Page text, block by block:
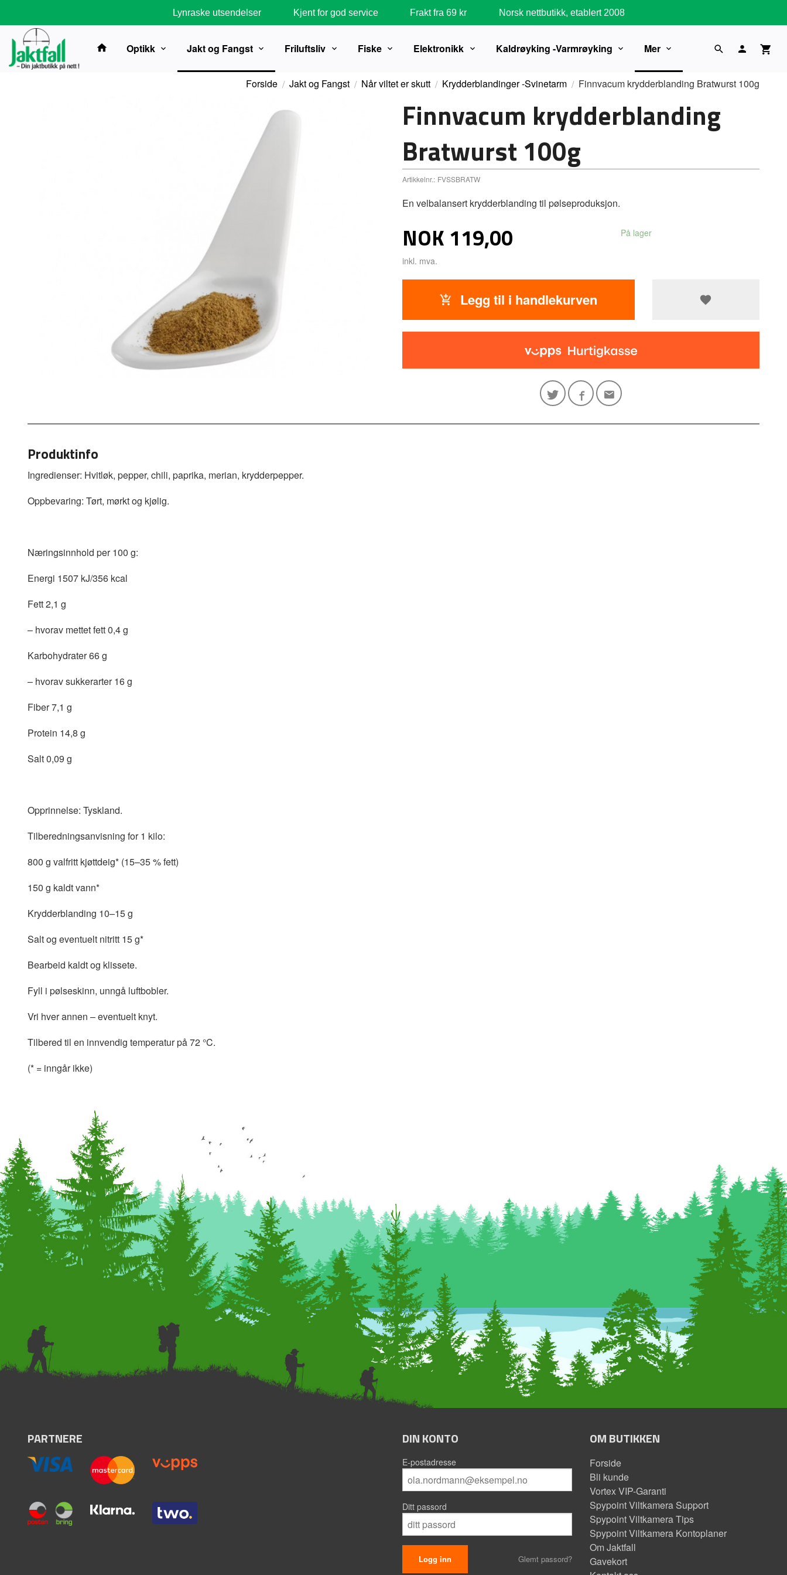
innholdet
Lynraske utsendelser Kjent for god service Frakt fra 69 kr Norsk nettbutikk, etablert 2008
Optikk Jakt og Fangst Friluftsliv Fiske Elektronikk Kaldrøyking -Varmrøyking Mer
Forside Jakt og Fangst Når viltet er skutt Krydderblandinger -Svinetarm Finnvacum krydderblanding Bratwurst 100g
Finnvacum krydderblanding
Bratwurst 100g
Artikkelnr.: FVSSBRATW
En velbalansert krydderblanding til pølseproduksjon.
Pris
NOK 119,00
inkl. mva.
På lager
Legg til i handlekurven
Produktinfo
Ingredienser: Hvitløk, pepper, chili, paprika, merian, krydderpepper.
Oppbevaring: Tørt, mørkt og kjølig.
Næringsinnhold per 100 g:
Energi 1507 kJ/356 kcal
Fett 2,1 g
– hvorav mettet fett 0,4 g
Karbohydrater 66 g
– hvorav sukkerarter 16 g
Fiber 7,1 g
Protein 14,8 g
Salt 0,09 g
Opprinnelse: Tyskland.
Tilberedningsanvisning for 1 kilo:
800 g valfritt kjøttdeig* (15–35 % fett)
150 g kaldt vann*
Krydderblanding 10–15 g
Salt og eventuelt nitritt 15 g*
Bearbeid kaldt og klissete.
Fyll i pølseskinn, unngå luftbobler.
Vri hver annen – eventuelt knyt.
Tilbered til en innvendig temperatur på 72 °C.
(* = inngår ikke)
PARTNERE DIN KONTO
E-postadresse
Ditt passord
Glemt passord?
OM BUTIKKEN
Forside
Bli kunde
Vortex VIP-Garanti
Spypoint Viltkamera Support
Spypoint Viltkamera Tips
Spypoint Viltkamera Kontoplaner
Om Jaktfall
Gavekort